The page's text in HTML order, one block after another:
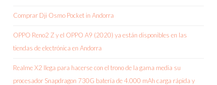
Comprar Dji Osmo Pocket in Andorra
OPPO Reno2 Z y el OPPO A9 (2020) ya están disponibles en las
tiendas de electrónica en Andorra
Realme X2 llega para hacerse con el trono de la gama media su
procesador Snapdragon 730G batería de 4.000 mAh carga rápida y